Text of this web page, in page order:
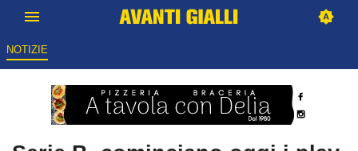
NOTIZIE